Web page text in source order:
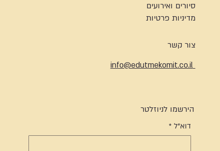
סיורים ואירועים
מדיניות פרטיות
צור קשר
info@edutmekomit.co.il
הירשמו לניוזלטר
דוא"ל *